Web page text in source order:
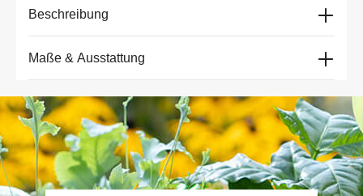
Beschreibung
Maße & Ausstattung